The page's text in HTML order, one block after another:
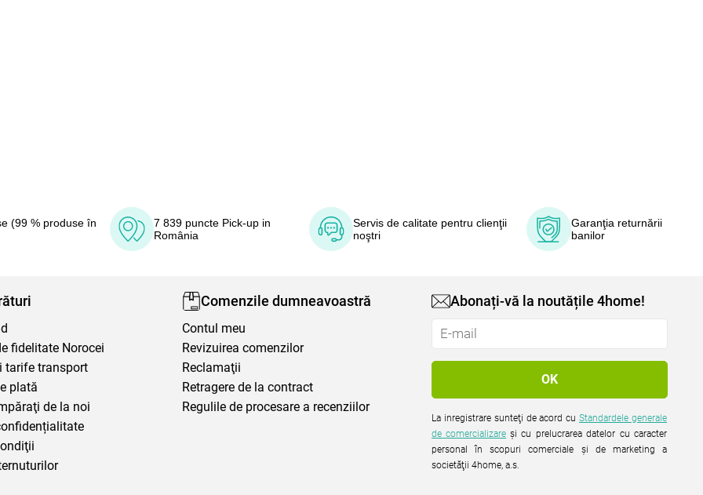
(99 % produse în
7 839 puncte Pick-up in
România
Servis de calitate pentru clienţii
noştri
Garanţia returnării
banilor
fidelitate Norocei
tarife transport
plată
de la noi
Comenzile dumneavoastră
Contul meu
Revizuirea comenzilor
Reclamaţii
Retragere de la contract
Regulile de procesare a recenziilor
Abonați-vă la noutățile 4home!
La inregistrare sunteţi de acord cuStandardele generale
de comercializare şi cu prelucrarea datelor cu caracter
personal în scopuri comerciale şi de marketing a
societăţii 4home, a.s.